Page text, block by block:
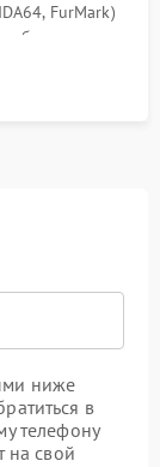
FurMark)
ниже
в
телефону
на свой